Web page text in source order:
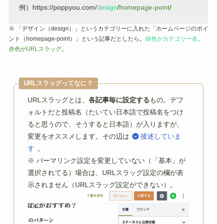
例）https://poppyou.com/design/homepage-point/
※ 「デザイン（design）」というカテゴリーに入れた「ホームページのポイ
ント（homepage-point）」という記事だとしたら。 緑色がカテゴリー名 、
赤色がURLスラッグ。
URLスラッグってなに？
URLスラッグとは、各記事毎に設定するもの。デフ
ォルトだと投稿名（たいてい日本語で投稿名をつけ
ると思うので、そうすると日本語）が入りますが、
変更をオススメします。その辺は
後述していま
す 。
※ パーマリンク設定を変更していない（「基本」が
選択されてる）場合は、URLスラッグ設定の欄が表
示されません（URLスラッグ設定ができない）。